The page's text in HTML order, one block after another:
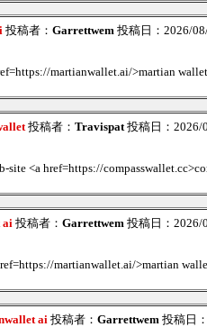
投稿者： Garrettwem 投稿日：2026/
martianwallet.ai/>martian
投稿者： Travispat投稿日：2026/
site <a href=https://
ai 投稿者： Garrettwem 投稿日：
martianwallet.ai/>martian
ai 投稿者： Garrettwem 投稿日